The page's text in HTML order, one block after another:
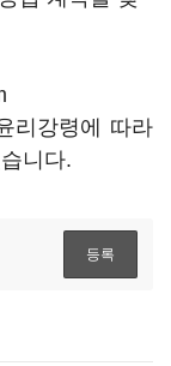
리강령에 따라
니다.